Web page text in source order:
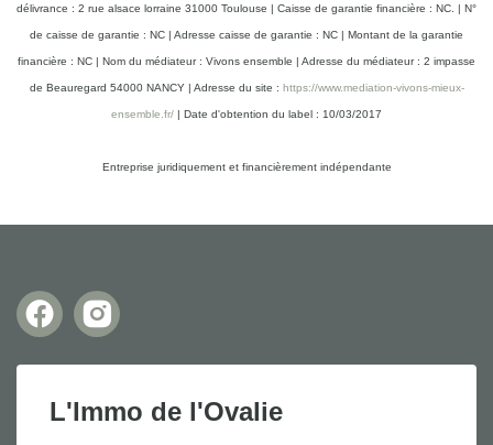
délivrance : 2 rue alsace lorraine 31000 Toulouse | Caisse de garantie financière : NC. | N°
de caisse de garantie : NC | Adresse caisse de garantie : NC | Montant de la garantie
financière : NC | Nom du médiateur : Vivons ensemble | Adresse du médiateur : 2 impasse
de Beauregard 54000 NANCY | Adresse du site : https://www.mediation-vivons-mieux-
ensemble.fr/ | Date d'obtention du label : 10/03/2017
Entreprise juridiquement et financièrement indépendante
L'Immo de l'Ovalie